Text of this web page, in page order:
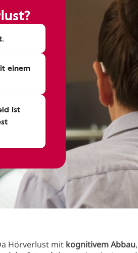
einem
ist
Hörverlust mit kognitivem Abbau,